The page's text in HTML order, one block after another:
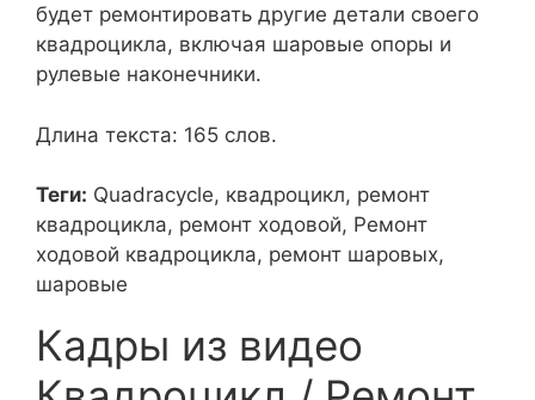
будет ремонтировать другие детали своего
квадроцикла, включая шаровые опоры и
рулевые наконечники.
Длина текста: 165 слов.
Теги: Quadracycle, квадроцикл, ремонт
квадроцикла, ремонт ходовой, Ремонт
ходовой квадроцикла, ремонт шаровых,
шаровые
Кадры из видео